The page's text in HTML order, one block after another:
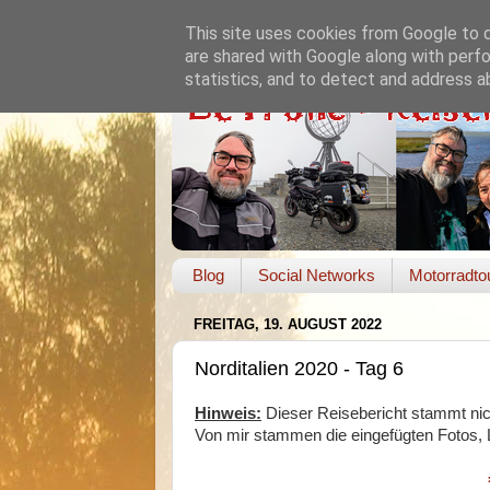
Blog Social Networks
FREITAG, 19. AUGUST 2022
Norditalien 2020 - Tag 6
Hinweis: Dieser Reisebericht stammt
Von mir stammen die eingefügten
This site uses cookies from Google to
are shared with Google along with
statistics, and to detect and address